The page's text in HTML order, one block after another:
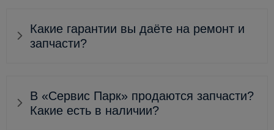
Какие гарантии вы даёте на ремонт и
запчасти?
В «Сервис Парк» продаются запчасти?
Какие есть в наличии?